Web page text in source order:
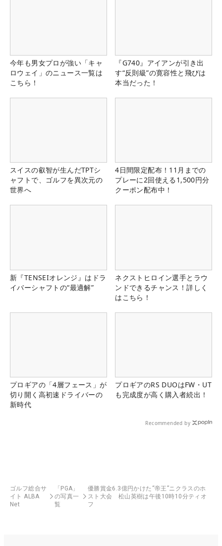
今年も男女プロが強い「キャ
ロウェイ」のニュース一覧は
こちら！
『G740』アイアンが引き出
す“反則級”の寛容性と飛びは
本当だった！
スイスの叡智が生んだTPTシ
ャフトで、ゴルフを異次元の
世界へ
4日間限定配布！11月までの
プレーに2回使える1,500円分
クーポン配布中！
新『TENSEIオレンジ』はドラ
イバーシャフトの“最適解”
ネクストヒロイン選手とラウ
ンドできるチャンス！詳しく
はこちら！
プロギアの「4層フェース」が
切り開く高初速ドライバーの
新時代
プロギアのRS DUOはFW・UT
も完成度が高く購入者続出！
Recommended by
ゴルフ総合サ
イト ALBA
Net
「PGA」
の写真一
覧
優勝賞金6.3億円かけた“帝王”ニクラスのホ
スト大会 松山英樹は午後10時10分ティオ
フ